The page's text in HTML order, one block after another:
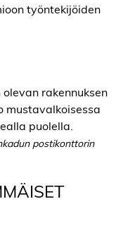
työntekijöiden
postikonttorin